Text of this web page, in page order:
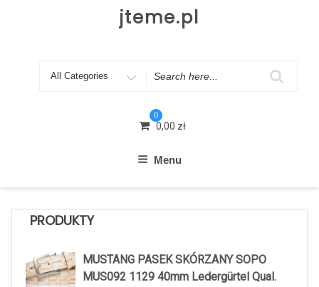
jteme.pl
Search
0
0,00 zł
Menu
PRODUKTY
MUSTANG PASEK SKÓRZANY SOPO
MUS092 1129 40mm Ledergürtel Qual.